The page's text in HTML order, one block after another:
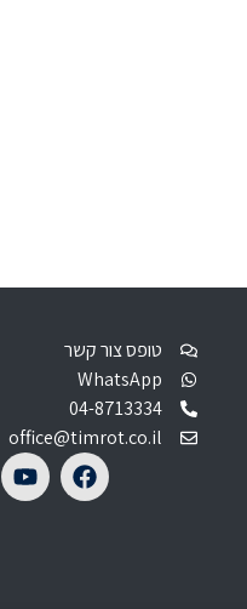
טופס צור קשר
WhatsApp
04-8713334
office@timrot.co.il